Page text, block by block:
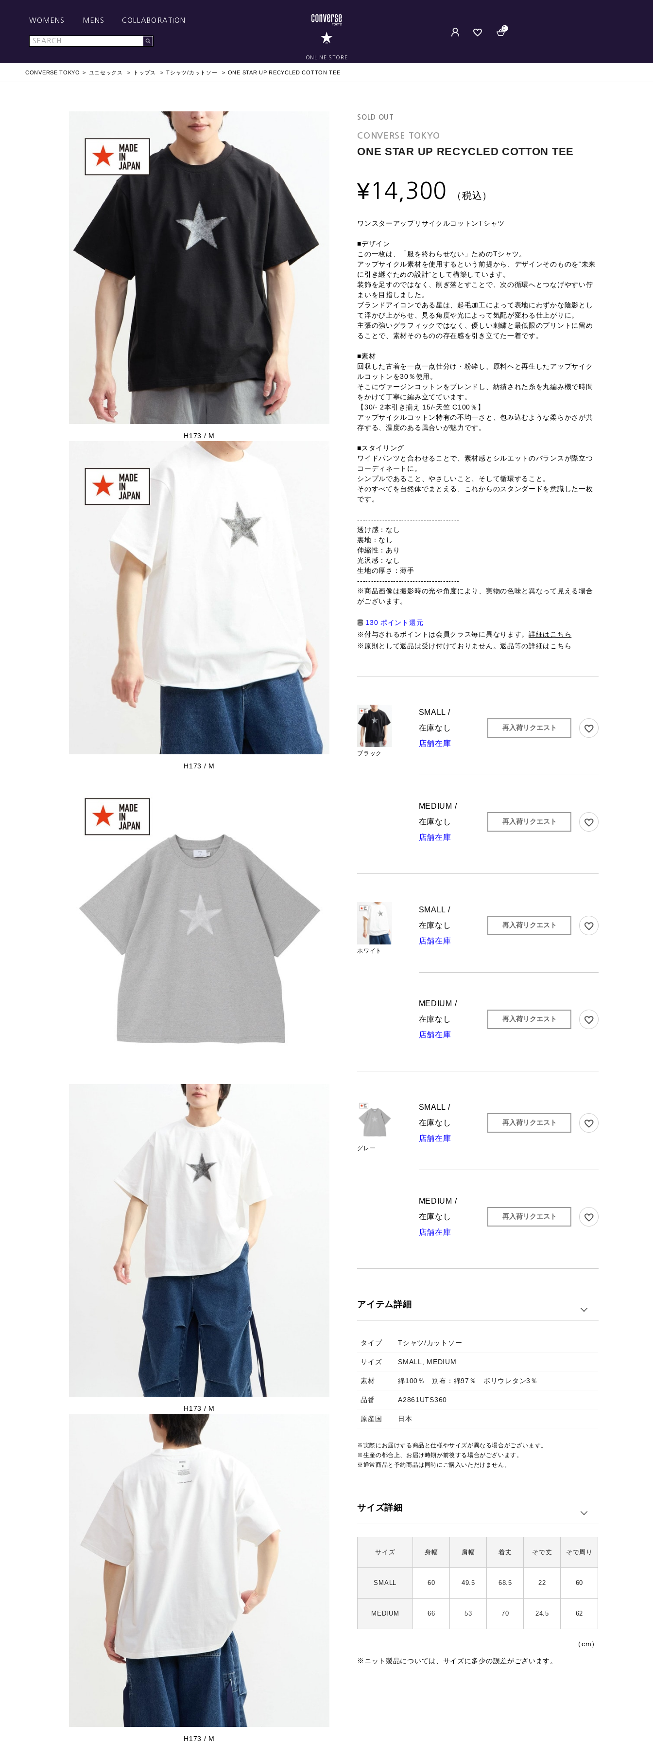
WOMENS MENS COLLABORATION
ONLINE STORE
0
CONVERSE TOKYO ユニセックス トップス Tシャツ/カットソー ONE STAR UP RECYCLED COTTON TEE
H173 / M
H173 / M
H173 / M
H173 / M
SOLD OUT
CONVERSE TOKYO
ONE STAR UP RECYCLED COTTON TEE
¥14,300 （税込）
ワンスターアップリサイクルコットンTシャツ
■デザイン
この一枚は、「服を終わらせない」ためのTシャツ。
アップサイクル素材を使用するという前提から、デザインそのものを“未来
に引き継ぐための設計”として構築しています。
装飾を足すのではなく、削ぎ落とすことで、次の循環へとつなげやすい佇
まいを目指しました。
ブランドアイコンである星は、起毛加工によって表地にわずかな陰影とし
て浮かび上がらせ、見る角度や光によって気配が変わる仕上がりに。
主張の強いグラフィックではなく、優しい刺繍と最低限のプリントに留め
ることで、素材そのものの存在感を引き立てた一着です。
■素材
回収した古着を一点一点仕分け・粉砕し、原料へと再生したアップサイク
ルコットンを30％使用。
そこにヴァージンコットンをブレンドし、紡績された糸を丸編み機で時間
をかけて丁寧に編み立てています。
【30/- 2本引き揃え 15/-天竺 C100％】
アップサイクルコットン特有の不均一さと、包み込むような柔らかさが共
存する、温度のある風合いが魅力です。
■スタイリング
ワイドパンツと合わせることで、素材感とシルエットのバランスが際立つ
コーディネートに。
シンプルであること、やさしいこと、そして循環すること。
そのすべてを自然体でまとえる、これからのスタンダードを意識した一枚
です。
-------------------------------------
透け感：なし
裏地：なし
伸縮性：あり
光沢感：なし
生地の厚さ：薄手
-------------------------------------
※商品画像は撮影時の光や角度により、実物の色味と異なって見える場合
がございます。
130 ポイント還元
※付与されるポイントは会員クラス毎に異なります。詳細はこちら
※原則として返品は受け付けておりません。返品等の詳細はこちら
ブラック
SMALL /
在庫なし
店舗在庫
再入荷リクエスト
MEDIUM /
在庫なし
店舗在庫
再入荷リクエスト
ホワイト
SMALL /
在庫なし
店舗在庫
再入荷リクエスト
MEDIUM /
在庫なし
店舗在庫
再入荷リクエスト
グレー
SMALL /
在庫なし
店舗在庫
再入荷リクエスト
MEDIUM /
在庫なし
店舗在庫
再入荷リクエスト
アイテム詳細
タイプ Tシャツ/カットソー
サイズ SMALL, MEDIUM
素材 綿100％ 別布：綿97％ ポリウレタン3％
品番 A2861UTS360
原産国 日本
※実際にお届けする商品と仕様やサイズが異なる場合がございます。
※生産の都合上、お届け時期が前後する場合がございます。
※通常商品と予約商品は同時にご購入いただけません。
サイズ詳細
サイズ 身幅 肩幅 着丈 そで丈 そで周り
SMALL 60 49.5 68.5 22 60
MEDIUM 66 53 70 24.5 62
（cm）
※ニット製品については、サイズに多少の誤差がございます。